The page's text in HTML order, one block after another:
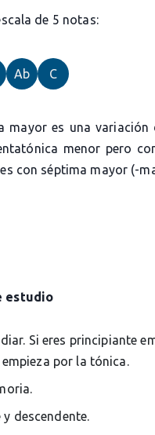
de 5 notas:
Ab C
mayor es una variación
menor pero
con séptima mayor (-
estudio
Si eres principiante
por la tónica.
descendente.